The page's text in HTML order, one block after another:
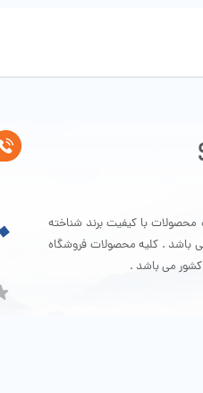
محصولات با کیفیت برند شناخته
باشد . کلیه محصولات فروشگاه
کشور می باشد .